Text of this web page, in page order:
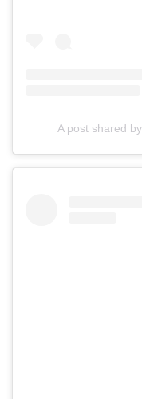
A post shared